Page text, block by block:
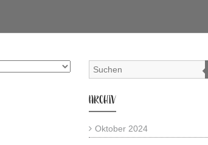
ARCHIV
Oktober 2024